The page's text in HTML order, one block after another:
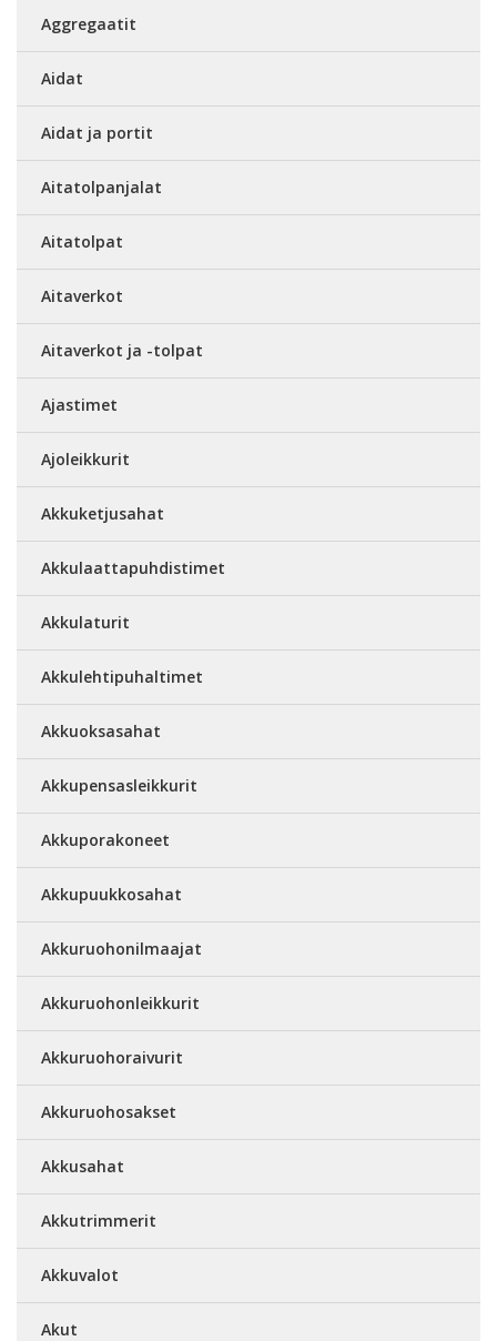
Aggregaatit
Aidat
Aidat ja portit
Aitatolpanjalat
Aitatolpat
Aitaverkot
Aitaverkot ja -tolpat
Ajastimet
Ajoleikkurit
Akkuketjusahat
Akkulaattapuhdistimet
Akkulaturit
Akkulehtipuhaltimet
Akkuoksasahat
Akkupensasleikkurit
Akkuporakoneet
Akkupuukkosahat
Akkuruohonilmaajat
Akkuruohonleikkurit
Akkuruohoraivurit
Akkuruohosakset
Akkusahat
Akkutrimmerit
Akkuvalot
Akut